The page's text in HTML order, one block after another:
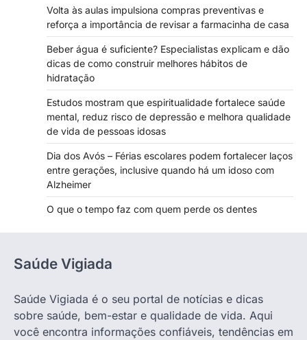
Volta às aulas impulsiona compras preventivas e
reforça a importância de revisar a farmacinha de casa
Beber água é suficiente? Especialistas explicam e dão
dicas de como construir melhores hábitos de
hidratação
Estudos mostram que espiritualidade fortalece saúde
mental, reduz risco de depressão e melhora qualidade
de vida de pessoas idosas
Dia dos Avós – Férias escolares podem fortalecer laços
entre gerações, inclusive quando há um idoso com
Alzheimer
O que o tempo faz com quem perde os dentes
Saúde Vigiada
Saúde Vigiada é o seu portal de notícias e dicas
sobre saúde, bem-estar e qualidade de vida. Aqui
você encontra informações confiáveis, tendências em